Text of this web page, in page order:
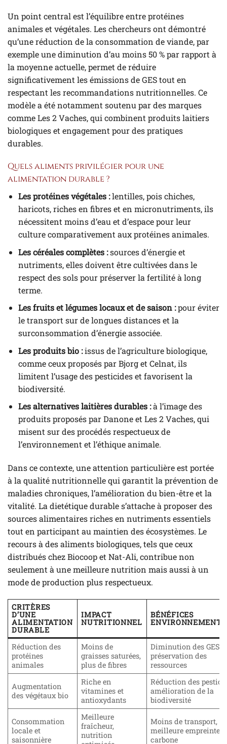
Un point central est l’équilibre entre protéines
animales et végétales. Les chercheurs ont démontré
qu’une réduction de la consommation de viande, par
exemple une diminution d’au moins 50 % par rapport à
la moyenne actuelle, permet de réduire
significativement les émissions de GES tout en
respectant les recommandations nutritionnelles. Ce
modèle a été notamment soutenu par des marques
comme Les 2 Vaches, qui combinent produits laitiers
biologiques et engagement pour des pratiques
durables.
Quels aliments privilégier pour une
alimentation durable ?
Les protéines végétales :lentilles, pois chiches,
haricots, riches en fibres et en micronutriments, ils
nécessitent moins d’eau et d’espace pour leur
culture comparativement aux protéines animales.
Les céréales complètes :sources d’énergie et
nutriments, elles doivent être cultivées dans le
respect des sols pour préserver la fertilité à long
terme.
Les fruits et légumes locaux et de saison :pour éviter
le transport sur de longues distances et la
surconsommation d’énergie associée.
Les produits bio :issus de l’agriculture biologique,
comme ceux proposés par Bjorg et Celnat, ils
limitent l’usage des pesticides et favorisent la
biodiversité.
Les alternatives laitières durables :à l’image des
produits proposés par Danone et Les 2 Vaches, qui
misent sur des procédés respectueux de
l’environnement et l’éthique animale.
Dans ce contexte, une attention particulière est portée
à la qualité nutritionnelle qui garantit la prévention de
maladies chroniques, l’amélioration du bien-être et la
vitalité. La dietétique durable s’attache à proposer des
sources alimentaires riches en nutriments essentiels
tout en participant au maintien des écosystèmes. Le
recours à des aliments biologiques, tels que ceux
distribués chez Biocoop et Nat-Ali, contribue non
seulement à une meilleure nutrition mais aussi à un
mode de production plus respectueux.
CRITÈRES
D’UNE
ALIMENTATION
DURABLE
IMPACT
NUTRITIONNEL
BÉNÉFICES
Réduction des
protéines
animales
Moins de
graisses saturées,
plus de fibres
Diminution des GES,
préservation des
ressources
Augmentation
des végétaux bio
Riche en
vitamines et
antioxydants
Réduction des
amélioration de la
biodiversité
Consommation
locale et
saisonnière
Meilleure
fraîcheur,
nutrition
Moins de transport,
meilleure empreinte
carbone